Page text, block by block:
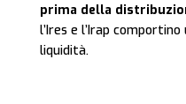
prima della
l’Ires e l’Irap
liquidità.